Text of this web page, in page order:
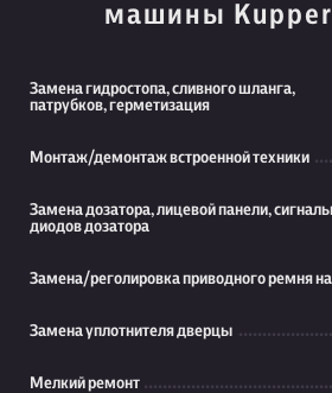
машины
Замена гидростопа, сливного шланга,
патрубков, герметизация
Монтаж/демонтаж встроенной техники
Замена дозатора, лицевой панели,
диодов дозатора
Замена/реголировка приводного ремня
Замена уплотнителя дверцы
Мелкий ремонт